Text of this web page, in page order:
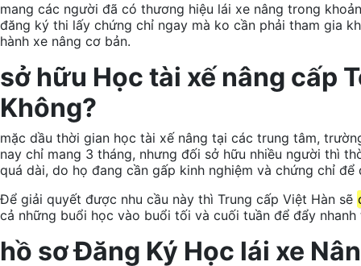
mang các người đã có thương hiệu lái xe nâng trong
đăng ký thi lấy chứng chỉ ngay mà ko cần phải tham gia
hành xe nâng cơ bản.
sở hữu Học tài xế nâng cấp
Không?
mặc dầu thời gian học tài xếnâng tại các trung tâm,
nay chỉ mang 3 tháng, nhưng đối sở hữu nhiều người thì
quá dài, do họ đang cần gấp kinh nghiệm và chứng chỉ
Để giải quyết được nhu cầu này thì Trung cấp Việt Hàn sẽ
cả những buổi học vào buổi tối và cuối tuần để đẩy
hồ sơĐăng Ký Học lái xe